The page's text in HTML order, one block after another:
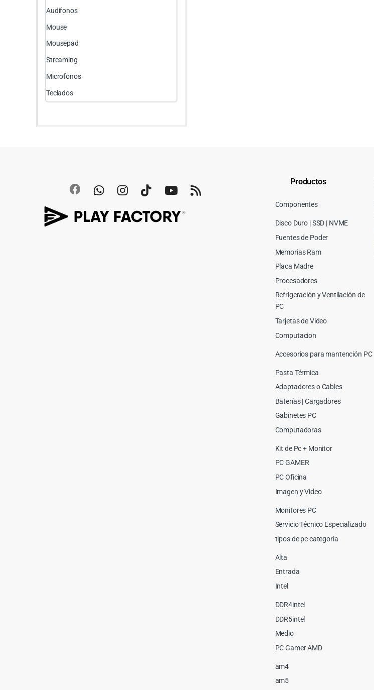
Audifonos
Mouse
Mousepad
Streaming
Microfonos
Teclados
Productos
Componentes
Disco Duro | SSD | NVME
Fuentes de Poder
Memorias Ram
Placa Madre
Procesadores
Refrigeración y Ventilación de
PC
Tarjetas de Video
Computacion
Accesorios para mantención PC
Pasta Térmica
Adaptadores o Cables
Baterías | Cargadores
Gabinetes PC
Computadoras
Kit de Pc + Monitor
PC GAMER
PC Oficina
Imagen y Video
Monitores PC
Servicio Técnico Especializado
tipos de pc categoria
Alta
Entrada
Intel
DDR4intel
DDR5intel
Medio
PC Gamer AMD
am4
am5